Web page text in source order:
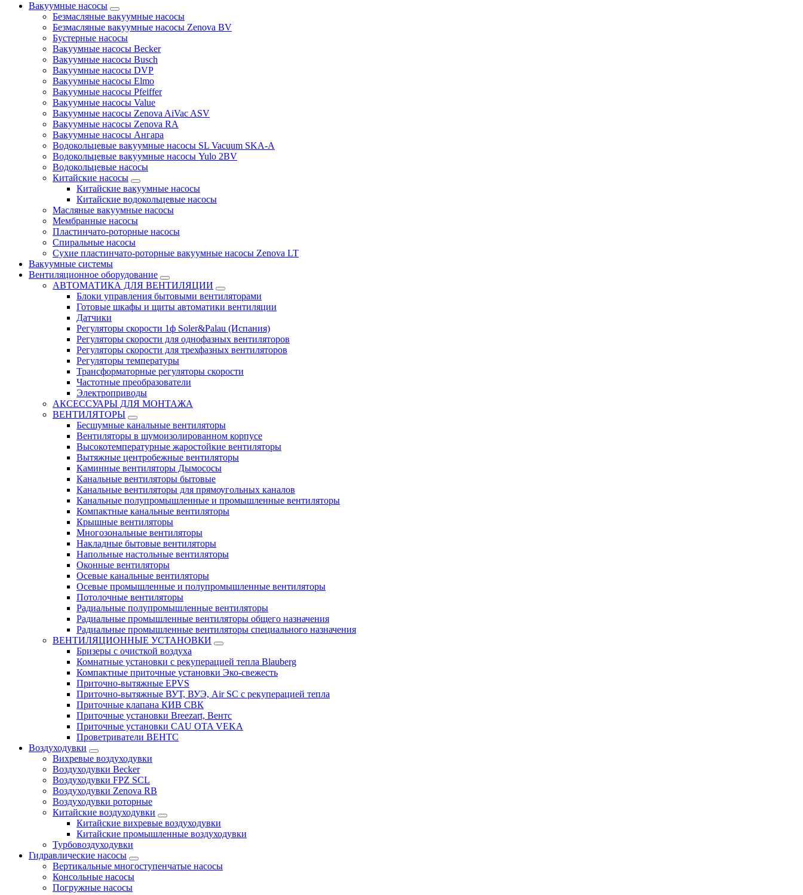
Вакуумные насосы
Безмасляные вакуумные насосы
Безмасляные вакуумные насосы Zenova BV
Бустерные насосы
Вакуумные насосы Becker
Вакуумные насосы Busch
Вакуумные насосы DVP
Вакуумные насосы Elmo
Вакуумные насосы Pfeiffer
Вакуумные насосы Value
Вакуумные насосы Zenova AiVac ASV
Вакуумные насосы Zenova RA
Вакуумные насосы Ангара
Водокольцевые вакуумные насосы SL Vacuum SKA-A
Водокольцевые вакуумные насосы Yulo 2BV
Водокольцевые насосы
Китайские насосы
Китайские вакуумные насосы
Китайские водокольцевые насосы
Масляные вакуумные насосы
Мембранные насосы
Пластинчато-роторные насосы
Спиральные насосы
Сухие пластинчато-роторные вакуумные насосы Zenova LT
Вакуумные системы
Вентиляционное оборудование
АВТОМАТИКА ДЛЯ ВЕНТИЛЯЦИИ
Блоки управления бытовыми вентиляторами
Готовые шкафы и щиты автоматики вентиляции
Датчики
Регуляторы скорости 1ф Soler&Palau (Испания)
Регуляторы скорости для однофазных вентиляторов
Регуляторы скорости для трехфазных вентиляторов
Регуляторы температуры
Трансформаторные регуляторы скорости
Частотные преобразователи
Электроприводы
АКСЕССУАРЫ ДЛЯ МОНТАЖА
ВЕНТИЛЯТОРЫ
Бесшумные канальные вентиляторы
Вентиляторы в шумоизолированном корпусе
Высокотемпературные жаростойкие вентиляторы
Вытяжные центробежные вентиляторы
Каминные вентиляторы Дымососы
Канальные вентиляторы бытовые
Канальные вентиляторы для прямоугольных каналов
Канальные полупромышленные и промышленные вентиляторы
Компактные канальные вентиляторы
Крышные вентиляторы
Многозональные вентиляторы
Накладные бытовые вентиляторы
Напольные настольные вентиляторы
Оконные вентиляторы
Осевые канальные вентиляторы
Осевые промышленные и полупромышленные вентиляторы
Потолочные вентиляторы
Радиальные полупромышленные вентиляторы
Радиальные промышленные вентиляторы общего назначения
Радиальные промышленные вентиляторы специального назначения
ВЕНТИЛЯЦИОННЫЕ УСТАНОВКИ
Бризеры с очисткой воздуха
Комнатные установки с рекуперацией тепла Blauberg
Компактные приточные установки Эко-свежесть
Приточно-вытяжные EPVS
Приточно-вытяжные ВУТ, ВУЭ, Air SC с рекуперацией тепла
Приточные клапана КИВ СВК
Приточные установки Breezart, Вентс
Приточные установки CAU OTA VEKA
Проветриватели ВЕНТС
Воздуходувки
Вихревые воздуходувки
Воздуходувки Becker
Воздуходувки FPZ SCL
Воздуходувки Zenova RB
Воздуходувки роторные
Китайские воздуходувки
Китайские вихревые воздуходувки
Китайские промышленные воздуходувки
Турбовоздуходувки
Гидравлические насосы
Вертикальные многоступенчатые насосы
Консольные насосы
Погружные насосы